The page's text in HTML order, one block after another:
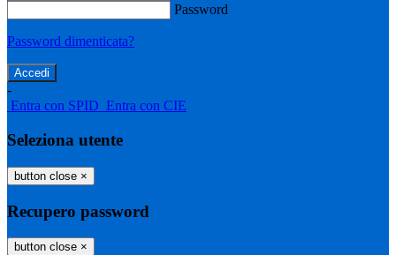
Password
Password dimenticata?
-
Entra con SPID Entra con CIE
Seleziona utente
button close ×
Recupero password
button close ×